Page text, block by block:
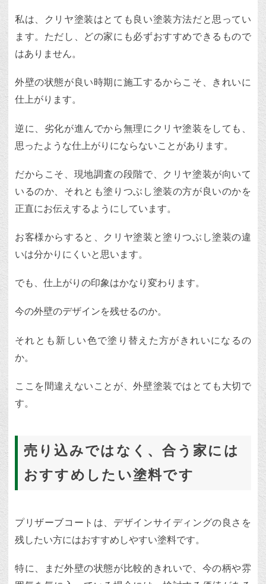
私は、クリヤ塗装はとても良い塗装方法だと思ってい
ます。ただし、どの家にも必ずおすすめできるもので
はありません。
外壁の状態が良い時期に施工するからこそ、きれいに
仕上がります。
逆に、劣化が進んでから無理にクリヤ塗装をしても、
思ったような仕上がりにならないことがあります。
だからこそ、現地調査の段階で、クリヤ塗装が向いて
いるのか、それとも塗りつぶし塗装の方が良いのかを
正直にお伝えするようにしています。
お客様からすると、クリヤ塗装と塗りつぶし塗装の違
いは分かりにくいと思います。
でも、仕上がりの印象はかなり変わります。
今の外壁のデザインを残せるのか。
それとも新しい色で塗り替えた方がきれいになるの
か。
ここを間違えないことが、外壁塗装ではとても大切で
す。
売り込みではなく、合う家には
おすすめしたい塗料です
プリザーブコートは、デザインサイディングの良さを
残したい方にはおすすめしやすい塗料です。
特に、まだ外壁の状態が比較的きれいで、今の柄や雰